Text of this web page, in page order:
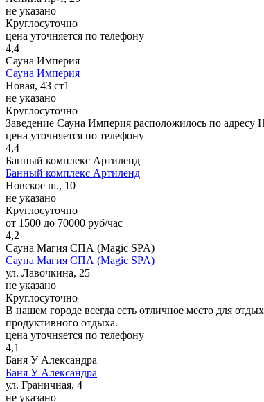
не указано
Круглосуточно
цена уточняется по телефону
4,4
Сауна Империя
Сауна Империя
Новая, 43 ст1
не указано
Круглосуточно
Заведение Сауна Империя расположилось по
цена уточняется по телефону
4,4
Банный комплекс Артиленд
Банный комплекс Артиленд
Новское ш., 10
не указано
Круглосуточно
от 1500 до 70000 руб/час
4,2
Сауна Магия СПА (Magic SPA)
Сауна Магия СПА (Magic SPA)
ул. Лавочкина, 25
не указано
Круглосуточно
В нашем городе всегда есть отличное место для
продуктивного отдыха.
цена уточняется по телефону
4,1
Баня У Александра
Баня У Александра
ул. Граничная, 4
не указано